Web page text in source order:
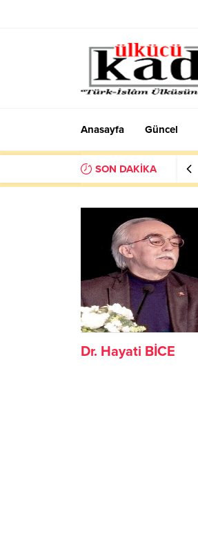
Anasayfa Güncel
SON DAKİKA
Dr. Hayati BİCE